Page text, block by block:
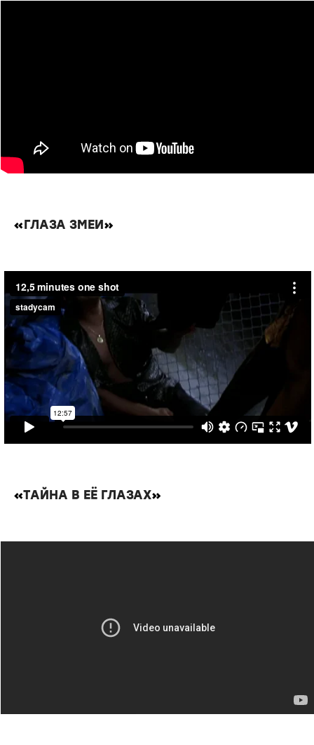
«ГЛАЗА ЗМЕИ»
«ТАЙНА В ЕЁ ГЛАЗАХ»